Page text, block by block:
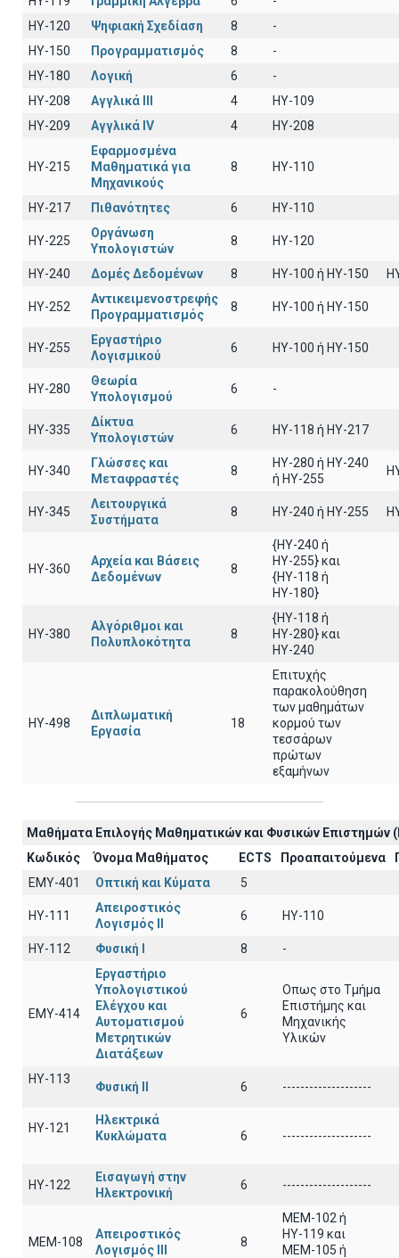
HY-120
Ψηφιακή Σχεδίαση 8
-
HY-150
Προγραμματισμός 8
-
HY-180
Λογική 6
-
HY-208
Αγγλικά III 4
HY-109
HY-209
Αγγλικά IV 4 HY-208
HY-215
Εφαρμοσμένα
Μαθηματικά για
Μηχανικούς
8 ΗΥ-110
HY-217 Πιθανότητες 6 ΗΥ-110
HY-225
Οργάνωση
Υπολογιστών
8 HY-120
HY-240 Δομές Δεδομένων 8 HY-100 ή HY-150
HY-252
Αντικειμενοστρεφής
Προγραμματισμός
8 ΗΥ-100 ή HY-150
HY-255
Εργαστήριο
Λογισμικού
6 ΗΥ-100 ή ΗΥ-150
HY-280
Θεωρία
Υπολογισμού
6 -
HY-335
Δίκτυα
Υπολογιστών
6 ΗΥ-118 ή ΗΥ-217
HY-340
Γλώσσες και
Μεταφραστές
8
HY-280 ή HY-240
ή HY-255
HY-345
Λειτουργικά
Συστήματα
8 HY-240 ή HY-255
HY-360
Αρχεία και Βάσεις
Δεδομένων
8
{HY-240 ή
ΗΥ-255} και
{ΗΥ-118 ή
ΗΥ-180}
HY-380
Αλγόριθμοι και
Πολυπλοκότητα
8
{HY-118 ή
ΗΥ-280} και
ΗΥ-240
HY-498
Διπλωματική
Εργασία
18
Επιτυχής
παρακολούθηση
των μαθημάτων
κορμού των
τεσσάρων
πρώτων
εξαμήνων
Μαθήματα Επιλογής Μαθηματικών και Φυσικών Επιστημών
Κωδικός
Όνομα Μαθήματος ECTS Προαπαιτούμενα
EΜY-401
Οπτική και Κύματα 5
HY-111
Απειροστικός
Λογισμός ΙI
6 HY-110
HY-112 Φυσική I 8 -
ΕΜΥ-414
Εργαστήριο
Υπολογιστικού
Ελέγχου και
Αυτοματισμού
Μετρητικών
Διατάξεων
6
Οπως στο Τμήμα
Επιστήμης και
Μηχανικής
Υλικών
ΗΥ-113
Φυσική ΙΙ 6 --------------------
ΗΥ-121
Ηλεκτρικά
Κυκλώματα
6 --------------------
ΗΥ-122
Εισαγωγή στην
Ηλεκτρονική
6 --------------------
ΜΕΜ-108
Απειροστικός
Λογισμός ΙΙI
8
MEM-102 ή
ΗΥ-119 και
ΜΕΜ-105 ή